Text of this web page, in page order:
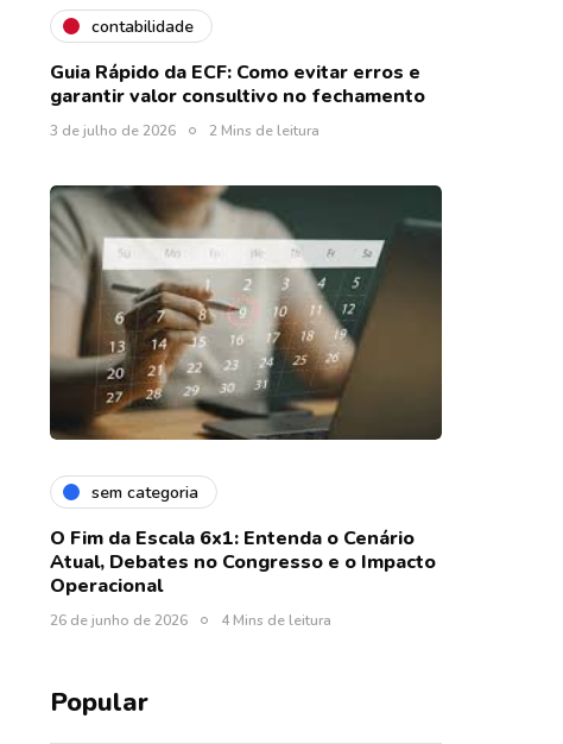
contabilidade
Guia Rápido da ECF: Como evitar erros e
garantir valor consultivo no fechamento
3 de julho de 2026 2 Mins de leitura
sem categoria
O Fim da Escala 6x1: Entenda o Cenário
Atual, Debates no Congresso e o Impacto
Operacional
26 de junho de 2026 4 Mins de leitura
Popular